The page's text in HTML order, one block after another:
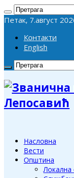
Петак, 7.август
Контакти
English
Лепосавић
Насловна
Вести
Општина
Локална